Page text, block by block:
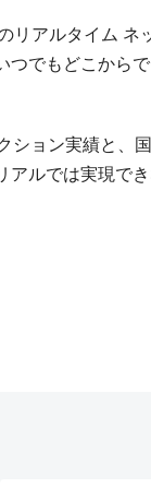
リアルタイム ネ
つでもどこから
ション実績と、
アルでは実現で